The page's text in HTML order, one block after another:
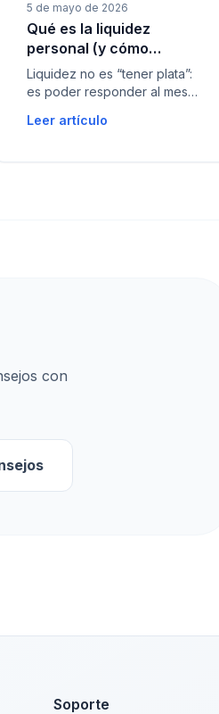
5 de mayo de 2026
Qué es la liquidez
personal (y cómo
mejorarla paso a paso)
Liquidez no es “tener plata”:
es poder responder al mes
y acciones concretas para
Leer artículo
con
Soporte